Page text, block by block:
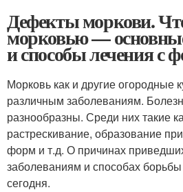
Дефекты моркови.
морковью —
и способы лечения с
Морковь как и другие огородные
различным заболеваниям.
разнообразны. Среди них такие
растрескивание, образование
форм и т.д. О причинах
заболеваниям и способах
сегодня.